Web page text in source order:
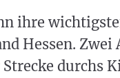
ihre
Hessen.
durchs